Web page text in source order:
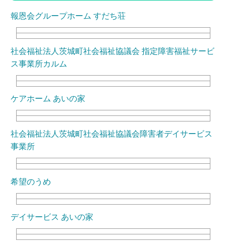
報恩会グループホーム すだち荘
社会福祉法人茨城町社会福祉協議会 指定障害福祉サービ
ス事業所カルム
ケアホーム あいの家
社会福祉法人茨城町社会福祉協議会障害者デイサービス
事業所
希望のうめ
デイサービス あいの家